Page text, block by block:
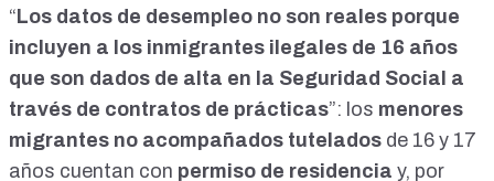
Entonces tú dices: "Buah, tenemos cifra récord de turismo".
Es mentira. Son inmigrantes ilegales que ocupan las
habitaciones. ¡Guau! De hecho, se llenan los hoteles. Donde
antes había dos colchones, se meten cuatro. Y entonces,
por ejemplo, la TUI, que es una de las grandes empresas
turísticas, antes pagaban diecinueve euros por habitación y
cama. El gobierno paga cincuenta y un euros por cama. Si
en una habitación meto cuatro, son doscientos cuatro euros
“ Los datos de desempleo no son reales porque
incluyen a los inmigrantes ilegales de 16 años
que son dados de alta en la Seguridad Social a
través de contratos de prácticas”: los menores
migrantes no acompañados tutelados de 16 y 17
años cuentan con permiso de residencia y, por